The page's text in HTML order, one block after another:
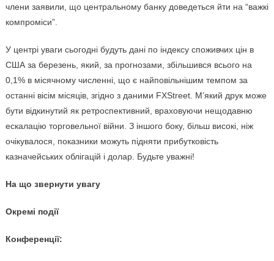
члени заявили, що центральному банку доведеться йти на “важкі
компроміси”.
У центрі уваги сьогодні будуть дані по індексу споживчих цін в
США за березень, який, за прогнозами, збільшився всього на
0,1% в місячному численні, що є найповільнішим темпом за
останні вісім місяців, згідно з даними FXStreet. М’який друк може
бути відкинутий як ретроспективний, враховуючи нещодавню
ескалацію торговельної війни. З іншого боку, більш високі, ніж
очікувалося, показники можуть підняти прибутковість
казначейських облігацій і долар. Будьте уважні!
На що звернути увагу
Окремі події
Конференції: